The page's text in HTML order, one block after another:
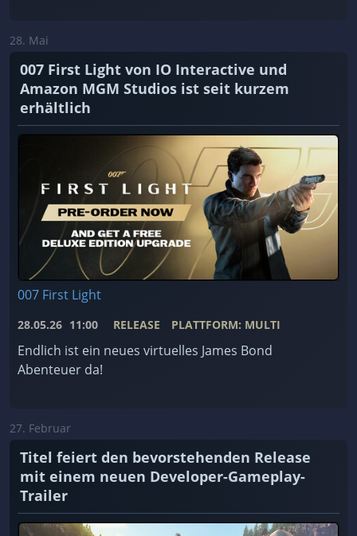
28. Mai
007 First Light von IO Interactive und
Amazon MGM Studios ist seit kurzem
erhältlich
007 First Light
28.05.26 11:00 RELEASE PLATTFORM: MULTI
Endlich ist ein neues virtuelles James Bond
Abenteuer da!
27. Februar
Titel feiert den bevorstehenden Release
mit einem neuen Developer-Gameplay-
Trailer